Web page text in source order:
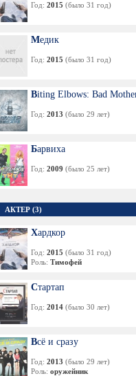
Год: 2015 (было 31 год)
Медик
Год: 2015 (было 31 год)
Biting Elbows: Bad
Год: 2013 (было 29 лет)
Барвиха
Год: 2009 (было 25 лет)
АКТЕР (3)
Хардкор
Год: 2015 (было 31 год)
Роль: Тимофей
Стартап
Год: 2014 (было 30 лет)
Всё и сразу
Год: 2013 (было 29 лет)
Роль: оружейник